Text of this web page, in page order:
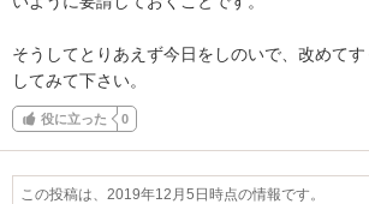
そうしてとりあえず今日をしのいで、改めて
してみて下さい。
役に立った 0
この投稿は、2019年12月5日時点の情報です。